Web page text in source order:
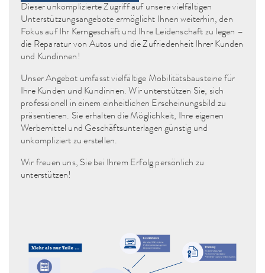
Dieser unkomplizierte Zugriff auf unsere vielfältigen
Unterstützungsangebote ermöglicht Ihnen weiterhin, den
Fokus auf Ihr Kerngeschäft und Ihre Leidenschaft zu legen –
die Reparatur von Autos und die Zufriedenheit Ihrer Kunden
und Kundinnen!
Unser Angebot umfasst vielfältige Mobilitätsbausteine für
Ihre Kunden und Kundinnen. Wir unterstützen Sie, sich
professionell in einem einheitlichen Erscheinungsbild zu
präsentieren. Sie erhalten die Möglichkeit, Ihre eigenen
Werbemittel und Geschäftsunterlagen günstig und
unkompliziert zu erstellen.
Wir freuen uns, Sie bei Ihrem Erfolg persönlich zu
unterstützen!